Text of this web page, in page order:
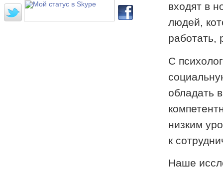
входят в
людей,
работать,
С
обладать
низким
к
Наше